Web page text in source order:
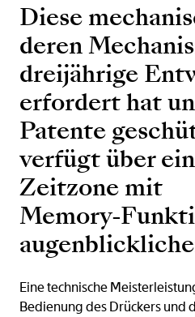
Diese
deren
dreijährige
erfordert hat
Patente
verfügt über
Zeitzone mit
Memory-
Eine technische
Bedienung des Drückers und